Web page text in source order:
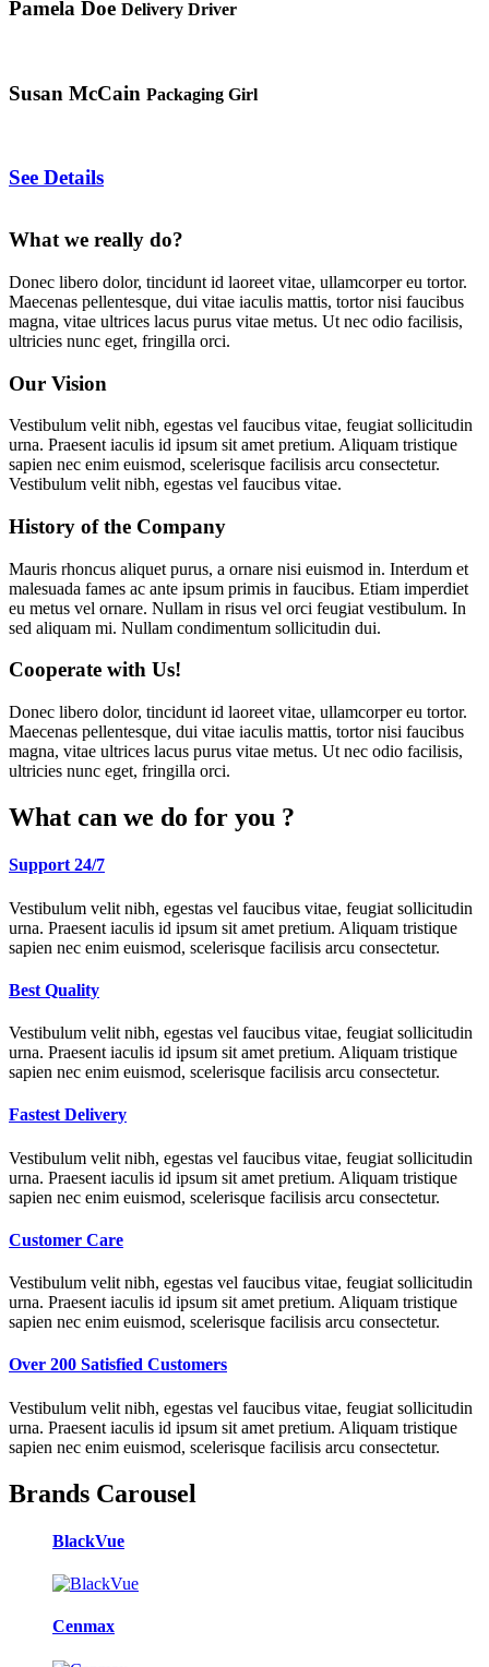
Pamela Doe Delivery Driver
Susan McCain Packaging Girl
See Details
What we really do?
Donec libero dolor, tincidunt id laoreet vitae, ullamcorper eu tortor.
Maecenas pellentesque, dui vitae iaculis mattis, tortor nisi faucibus
magna, vitae ultrices lacus purus vitae metus. Ut nec odio facilisis,
ultricies nunc eget, fringilla orci.
Our Vision
Vestibulum velit nibh, egestas vel faucibus vitae, feugiat sollicitudin
urna. Praesent iaculis id ipsum sit amet pretium. Aliquam tristique
sapien nec enim euismod, scelerisque facilisis arcu consectetur.
Vestibulum velit nibh, egestas vel faucibus vitae.
History of the Company
Mauris rhoncus aliquet purus, a ornare nisi euismod in. Interdum et
malesuada fames ac ante ipsum primis in faucibus. Etiam imperdiet
eu metus vel ornare. Nullam in risus vel orci feugiat vestibulum. In
sed aliquam mi. Nullam condimentum sollicitudin dui.
Cooperate with Us!
Donec libero dolor, tincidunt id laoreet vitae, ullamcorper eu tortor.
Maecenas pellentesque, dui vitae iaculis mattis, tortor nisi faucibus
magna, vitae ultrices lacus purus vitae metus. Ut nec odio facilisis,
ultricies nunc eget, fringilla orci.
What can we do for you ?
Support 24/7
Vestibulum velit nibh, egestas vel faucibus vitae, feugiat sollicitudin
urna. Praesent iaculis id ipsum sit amet pretium. Aliquam tristique
sapien nec enim euismod, scelerisque facilisis arcu consectetur.
Best Quality
Vestibulum velit nibh, egestas vel faucibus vitae, feugiat sollicitudin
urna. Praesent iaculis id ipsum sit amet pretium. Aliquam tristique
sapien nec enim euismod, scelerisque facilisis arcu consectetur.
Fastest Delivery
Vestibulum velit nibh, egestas vel faucibus vitae, feugiat sollicitudin
urna. Praesent iaculis id ipsum sit amet pretium. Aliquam tristique
sapien nec enim euismod, scelerisque facilisis arcu consectetur.
Customer Care
Vestibulum velit nibh, egestas vel faucibus vitae, feugiat sollicitudin
urna. Praesent iaculis id ipsum sit amet pretium. Aliquam tristique
sapien nec enim euismod, scelerisque facilisis arcu consectetur.
Over 200 Satisfied Customers
Vestibulum velit nibh, egestas vel faucibus vitae, feugiat sollicitudin
urna. Praesent iaculis id ipsum sit amet pretium. Aliquam tristique
sapien nec enim euismod, scelerisque facilisis arcu consectetur.
Brands Carousel
BlackVue
Cenmax